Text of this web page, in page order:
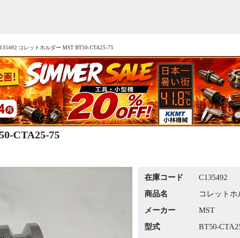
コレットホルダー MST BT50-CTA25-75
CTA25-75
在庫コード
C135492
商品名
コレットホ
メーカー
MST
型式
BT50-